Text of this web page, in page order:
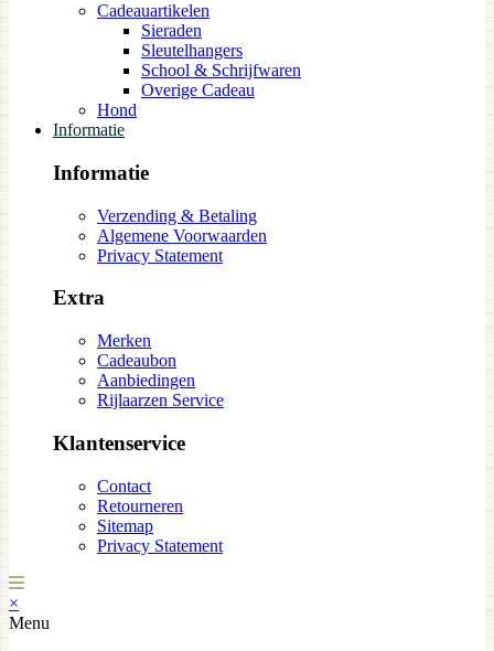
Cadeauartikelen
Sieraden
Sleutelhangers
School & Schrijfwaren
Overige Cadeau
Hond
Informatie
Informatie
Verzending & Betaling
Algemene Voorwaarden
Privacy Statement
Extra
Merken
Cadeaubon
Aanbiedingen
Rijlaarzen Service
Klantenservice
Contact
Retourneren
Sitemap
Privacy Statement
×
Menu